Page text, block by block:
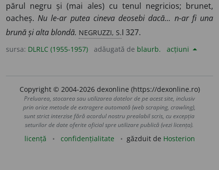
părul negru și (mai ales) cu tenul negricios; brunet,
oacheș.Nu le-ar putea cineva deosebi dacă... n-ar fi una
brună și alta blondă. NEGRUZZI, S.I 327.
sursa: DLRLC (1955-1957) adăugată de blaurb. acțiuni
Copyright © 2004-2026 dexonline (https://dexonline.ro)
Preluarea, stocarea sau utilizarea datelor de pe acest site, inclusiv
prin orice metode de extragere automată (web scraping, crawling),
sunt strict interzise fără acordul nostru prealabil scris, cu excepția
seturilor de date oferite oficial spre utilizare publică (vezi licența).
licență confidențialitate găzduit de Hosterion